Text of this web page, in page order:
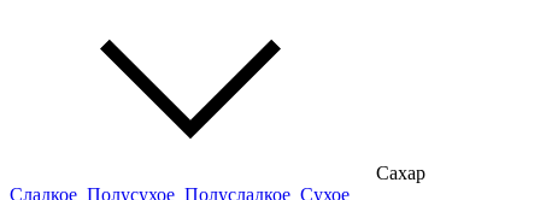
Сахар
Сладкое Полусухое Полусладкое Сухое